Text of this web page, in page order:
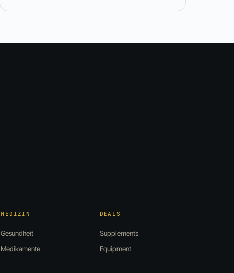
MEDIZIN
Gesundheit
Medikamente
DEALS
Supplements
Equipment